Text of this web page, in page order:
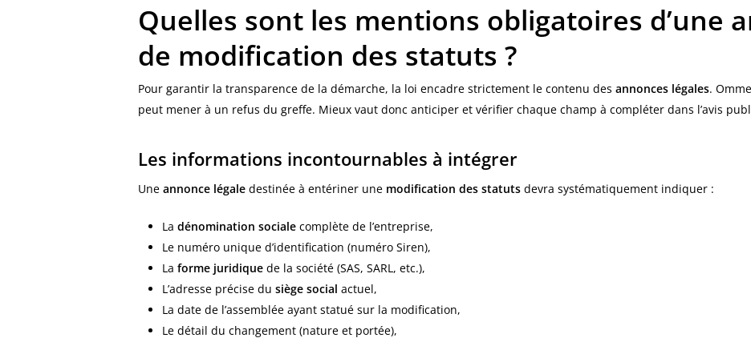
Quelles sont les mentions obligatoires d’une
de modification des statuts ?
Pour garantir la transparence de la démarche, la loi encadre strictement le contenu des annonces légales.
peut mener à un refus du greffe. Mieux vaut donc anticiper et vérifier chaque champ à compléter dans l’avis
Les informations incontournables à intégrer
Une annonce légale destinée à entériner une modification des statuts devra systématiquement indiquer :
La dénomination sociale complète de l’entreprise,
Le numéro unique d’identification (numéro Siren),
La forme juridique de la société (SAS, SARL, etc.),
L’adresse précise du siège social actuel,
La date de l’assemblée ayant statué sur la modification,
Le détail du changement (nature et portée),